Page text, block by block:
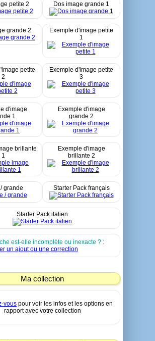
petite 2 Dos image grande 1
grande 2
Exemple d'image petite
1
petite
2
Exemple d'image petite
3
d'image
1
Exemple d'image
grande 2
brillante
1
Exemple d'image
brillante 2
grande Starter Pack français
Starter Pack italien
est-elle incomplète ou inexacte ? :
un ajout ou une correction
Ma collection
vous pour voir les infos et les options en
rapport avec votre collection